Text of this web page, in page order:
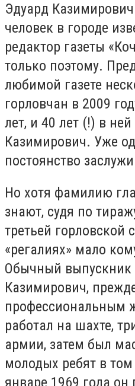
Эдуард
человек в городе
редактор газеты
только поэтому.
любимой газете
горловчан в 2009
лет, и 40 лет (!) в
Казимирович. Уже
постоянство
Но хотя фамилию
знают, судя по
третьей горловской
«регалиях» мало
Обычный выпускник
Казимирович,
профессиональным
работал на шахте,
армии, затем был
молодых ребят в
январе 1969 года